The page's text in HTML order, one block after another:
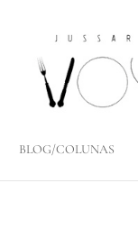
BLOG/COLUNAS